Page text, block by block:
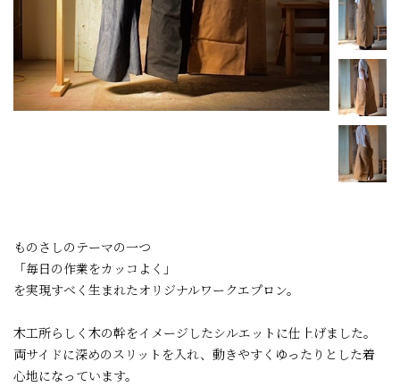
ものさしのテーマの一つ
「毎日の作業をカッコよく」
を実現すべく生まれたオリジナルワークエプロン。
木工所らしく木の幹をイメージしたシルエットに仕上げました。
両サイドに深めのスリットを入れ、動きやすくゆったりとした着
心地になっています。